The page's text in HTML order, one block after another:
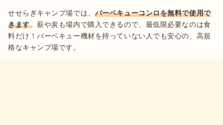
せせらぎキャンプ場では、 バーベキューコンロを無料で使用で
きます。薪や炭も場内で購入できるので、最低限必要なのは食
料だけ！バーベキュー機材を持っていない人でも安心の、高規
格なキャンプ場です。